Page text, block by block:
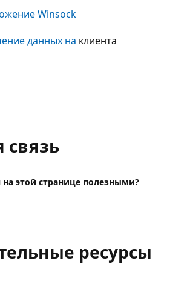
Winsock
данных на клиента
связь
этой странице полезными?
ресурсы